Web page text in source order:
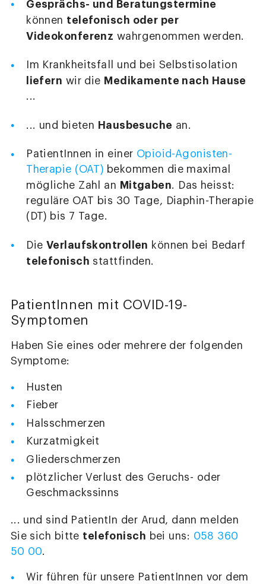
Gesprächs- und Beratungstermine
können telefonisch oder per
Videokonferenz wahrgenommen werden.
Im Krankheitsfall und bei Selbstisolation
liefern wir die Medikamente nach Hause
...
... und bieten Hausbesuche an.
PatientInnen in einer Opioid-Agonisten-
Therapie (OAT) bekommen die maximal
mögliche Zahl an Mitgaben. Das heisst:
reguläre OAT bis 30 Tage, Diaphin-Therapie
(DT) bis 7 Tage.
Die Verlaufskontrollen können bei Bedarf
telefonisch stattfinden.
PatientInnen mit COVID-19-
Symptomen
Haben Sie eines oder mehrere der folgenden
Symptome:
Husten
Fieber
Halsschmerzen
Kurzatmigkeit
Gliederschmerzen
plötzlicher Verlust des Geruchs- oder
Geschmackssinns
... und sind PatientIn der Arud, dann melden
Sie sich bitte telefonisch bei uns: 058 360
50 00.
Wir führen für unsere PatientInnen vor dem